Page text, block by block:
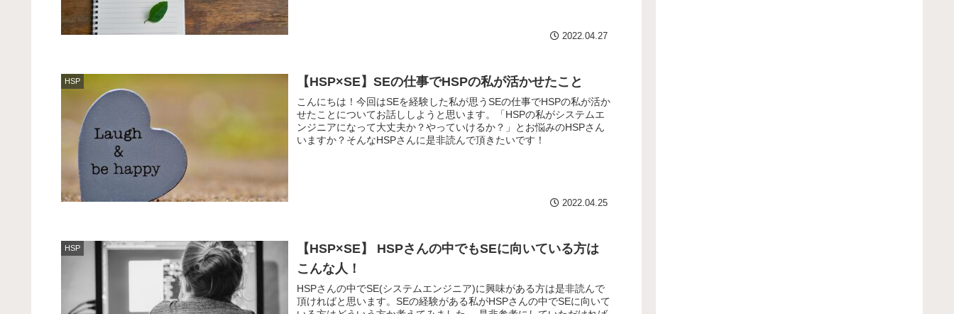
2022.04.27
HSP 【HSP×SE】SEの仕事でHSPの私が活かせたこと
こんにちは！今回はSEを経験した私が思うSEの仕事でHSPの私が活か
せたことについてお話ししようと思います。「HSPの私がシステムエ
ンジニアになって大丈夫か？やっていけるか？」とお悩みのHSPさん
いますか？そんなHSPさんに是非読んで頂きたいです！
2022.04.25
HSP
【HSP×SE】 HSPさんの中でもSEに向いている方は
こんな人！
HSPさんの中でSE(システムエンジニア)に興味がある方は是非読んで
頂ければと思います。SEの経験がある私がHSPさんの中でSEに向いて